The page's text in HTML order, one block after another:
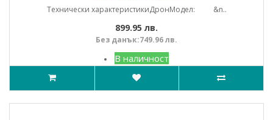
Технически характеристики Дрон Модел: &n..
899.95 лв.
Без данък:749.96 лв.
В наличност